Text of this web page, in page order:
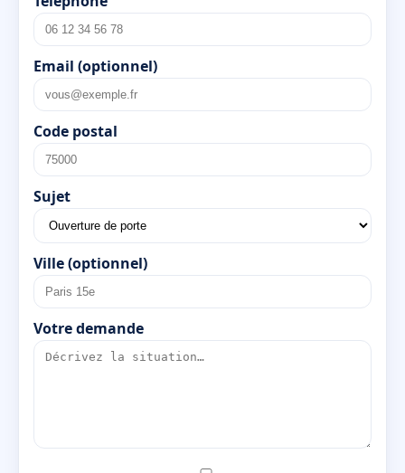
Email (optionnel)
Code postal
Sujet
Ville (optionnel)
Votre demande